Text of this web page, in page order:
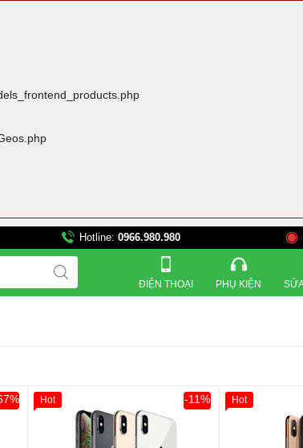
Hotline: 0966.980.980 821 Đường 3 tháng
ĐIỆN THOẠI PHỤ KIỆN
Giảm 100.000đ
Khách Hàng
Thân Thiết
-11%
Hot
Giảm
Hot